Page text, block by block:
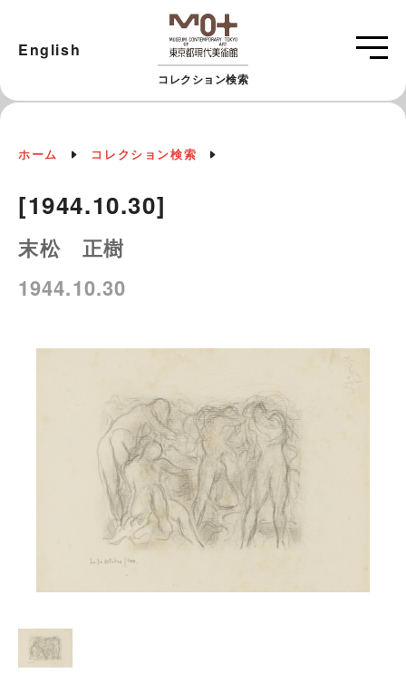
コレクション検索
English
ホーム コレクション検索
[1944.10.30]
末松 正樹
1944.10.30